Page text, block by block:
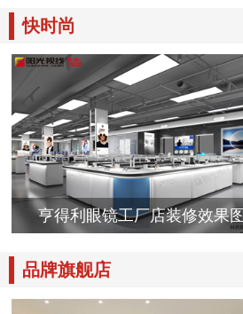
快时尚
亨得利眼镜工厂店装修效果图
品牌旗舰店